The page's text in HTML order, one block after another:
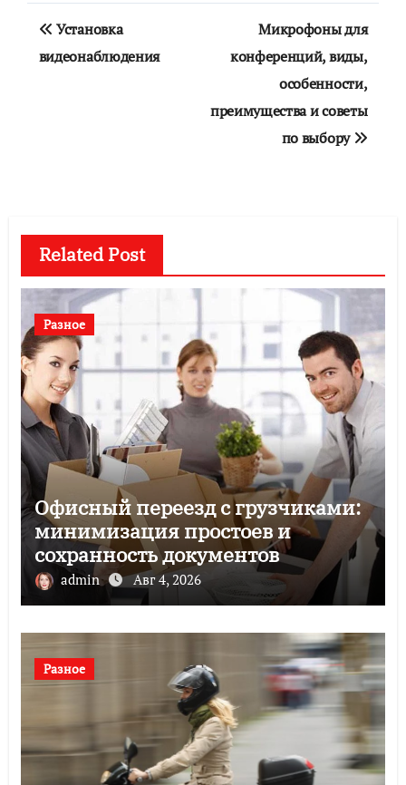
Навигация
по
Установка
видеонаблюдения
Микрофоны для
конференций, виды,
особенности,
преимущества и советы
по выбору
Related Post
Разное
Офисный переезд с грузчиками:
минимизация простоев и
сохранность документов
admin Авг 4, 2026
Разное